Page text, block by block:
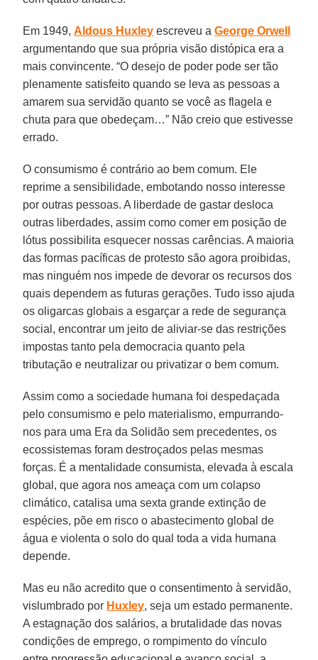
Em 1949,Aldous Huxley escreveu aGeorge Orwell
argumentando que sua própria visão distópica era a
mais convincente. “O desejo de poder pode ser tão
plenamente satisfeito quando se leva as pessoas a
amarem sua servidão quanto se você as flagela e
chuta para que obedeçam…” Não creio que estivesse
errado.
O consumismo é contrário ao bem comum. Ele
reprime a sensibilidade, embotando nosso interesse
por outras pessoas. A liberdade de gastar desloca
outras liberdades, assim como comer em posição de
lótus possibilita esquecer nossas carências. A maioria
das formas pacíficas de protesto são agora proibidas,
mas ninguém nos impede de devorar os recursos dos
quais dependem as futuras gerações. Tudo isso ajuda
os oligarcas globais a esgarçar a rede de segurança
social, encontrar um jeito de aliviar-se das restrições
impostas tanto pela democracia quanto pela
tributação e neutralizar ou privatizar o bem comum.
Assim como a sociedade humana foi despedaçada
pelo consumismo e pelo materialismo, empurrando-
nos para uma Era da Solidão sem precedentes, os
ecossistemas foram destroçados pelas mesmas
forças. É a mentalidade consumista, elevada à escala
global, que agora nos ameaça com um colapso
climático, catalisa uma sexta grande extinção de
espécies, põe em risco o abastecimento global de
água e violenta o solo do qual toda a vida humana
depende.
Mas eu não acredito que o consentimento à servidão,
vislumbrado por Huxley, seja um estado permanente.
A estagnação dos salários, a brutalidade das novas
condições de emprego, o rompimento do vínculo